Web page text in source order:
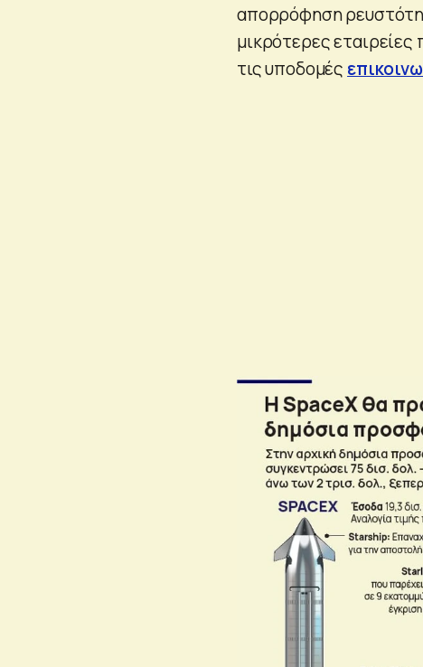
απορρόφηση
μικρότερες
τις υποδομές